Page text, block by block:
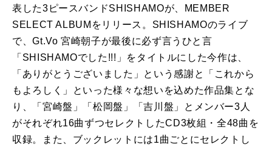
表した3ピースバンドSHISHAMOが、MEMBER
SELECT ALBUMをリリース。SHISHAMOのライブ
で、Gt.Vo 宮崎朝子が最後に必ず言うひと言
「SHISHAMOでした!!!」をタイトルにした今作は、
「ありがとうございました」という感謝と「これから
もよろしく」といった様々な想いを込めた作品集とな
り、「宮崎盤」「松岡盤」「吉川盤」とメンバー3人
がそれぞれ16曲ずつセレクトしたCD3枚組・全48曲を
収録。また、ブックレットには1曲ごとにセレクトし